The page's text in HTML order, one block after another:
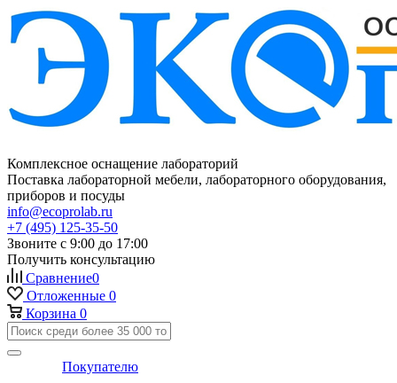
Комплексное оснащение лабораторий
Поставка лабораторной мебели, лабораторного оборудования,
приборов и посуды
info@ecoprolab.ru
+7 (495) 125-35-50
Звоните с 9:00 до 17:00
Получить консультацию
Сравнение0
Отложенные 0
Корзина 0
Покупателю